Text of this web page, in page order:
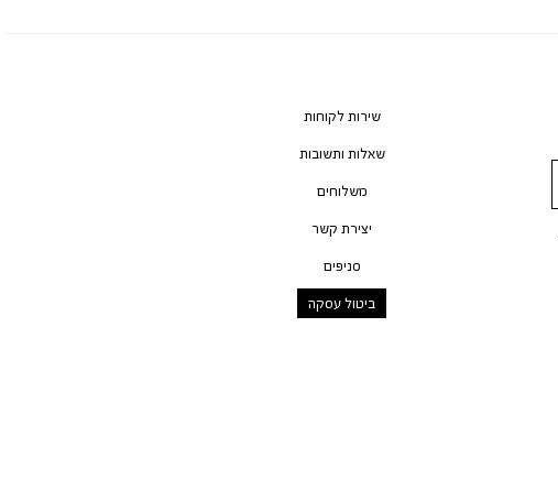
שירות לקוחות
שאלות ותשובות
משלוחים
יצירת קשר
סניפים
ביטול עסקה